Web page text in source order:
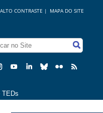
MAPA DO SITE
ALTO CONTRASTE |
TEDs